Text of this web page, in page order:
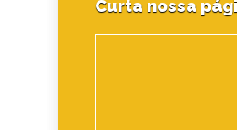
Curta nossa